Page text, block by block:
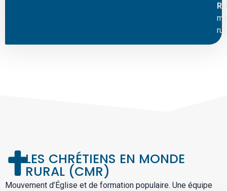
LES CHRÉTIENS EN MONDE
RURAL (CMR)
Mouvement d’Église et de formation populaire. Une équipe